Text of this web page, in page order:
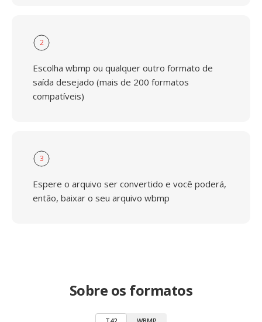
2
Escolha wbmp ou qualquer outro formato de
saída desejado (mais de 200 formatos
compatíveis)
3
Espere o arquivo ser convertido e você poderá,
então, baixar o seu arquivo wbmp
Sobre os formatos